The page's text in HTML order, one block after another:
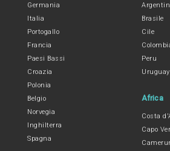
Germania
Italia
Portogallo
Francia
Paesi Bassi
Croazia
Polonia
Belgio
Norvegia
Inghilterra
Spagna
Brasile
Cile
Peru
Uruguay
Africa
Costa
Capo